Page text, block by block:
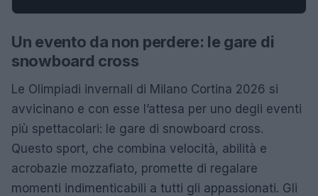
Un evento da non perdere: le gare di
snowboard cross
Le Olimpiadi invernali di Milano Cortina 2026 si
avvicinano e con esse l’attesa per uno degli eventi
più spettacolari: le gare di snowboard cross.
Questo sport, che combina velocità, abilità e
acrobazie mozzafiato, promette di regalare
momenti indimenticabili a tutti gli appassionati. Gli